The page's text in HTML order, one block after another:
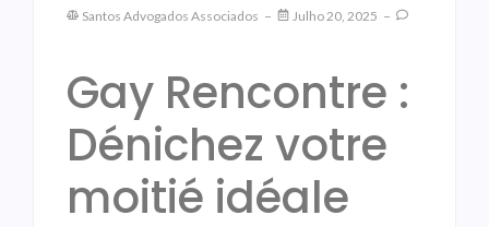
Santos Advogados Associados Julho 20, 2025
Gay Rencontre :
Dénichez votre
moitié idéale